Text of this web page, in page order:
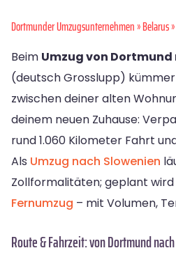
Dortmunder Umzugsunternehmen»Belarus
Beim Umzug von
(deutsch Grosslupp)
zwischen deiner alten
deinem neuen Zuhause:
rund 1.060 Kilometer Fahrt
Als Umzug nach Slowenien
Zollformalitäten; geplant wird
Fernumzug – mit Volumen,
Route & Fahrzeit: von Dortmund